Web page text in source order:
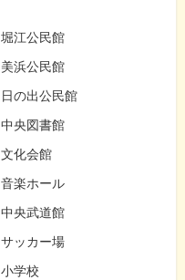
堀江公民館
美浜公民館
日の出公民館
中央図書館
文化会館
音楽ホール
中央武道館
サッカー場
小学校